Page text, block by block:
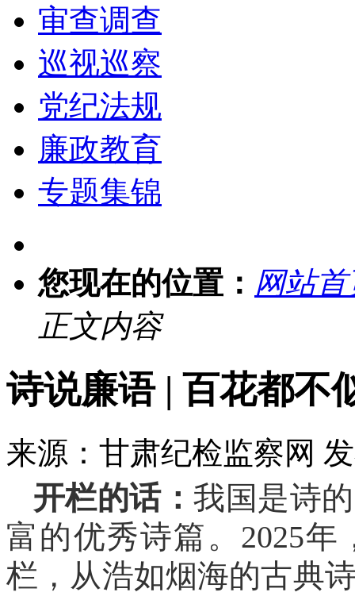
审查调查
巡视巡察
党纪法规
廉政教育
专题集锦
您现在的位置： 网站首
正文内容
诗说廉语 | 百花都不
来源：甘肃纪检监察网
开栏的话：我国是诗
富的优秀诗篇。2025年
栏，从浩如烟海的古典